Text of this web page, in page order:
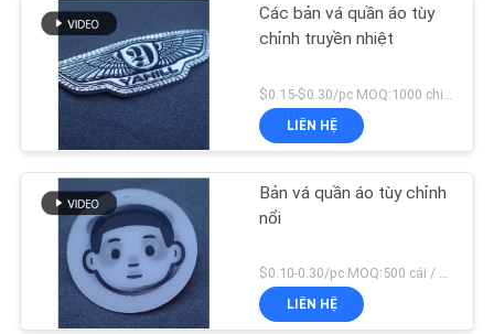
Các bản vá quần áo tùy
chỉnh truyền nhiệt
LIÊN HỆ
Bản vá quần áo tùy chỉnh
nổi
$0.10-0.30/pc MOQ:500 cái / màu
LIÊN HỆ